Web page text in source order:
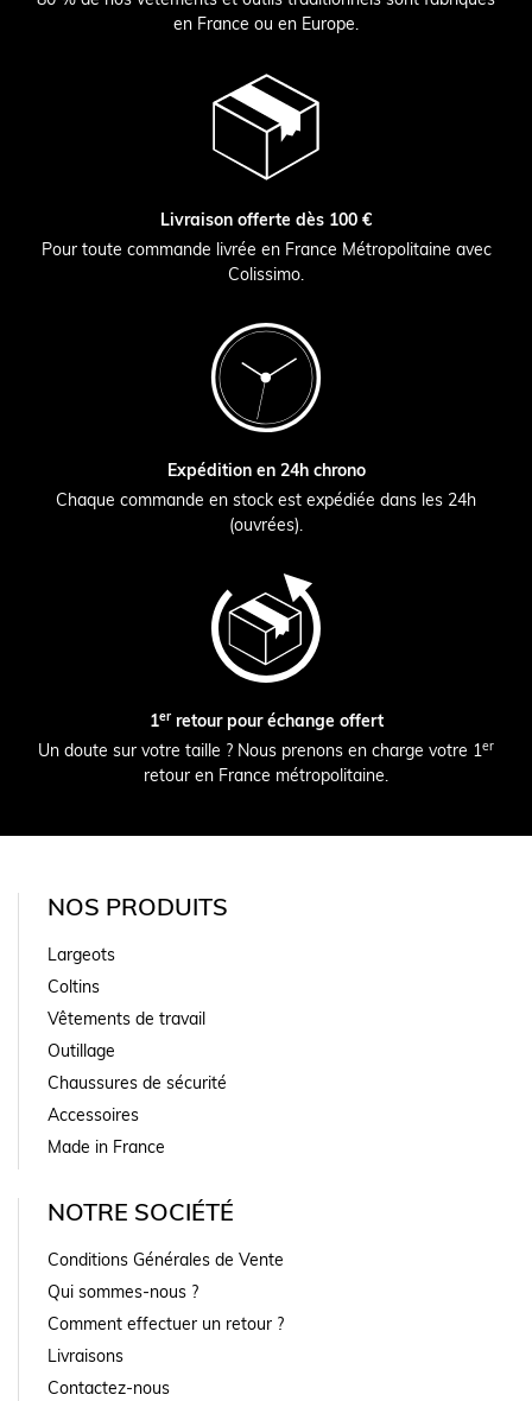
en France ou en Europe.
Livraison offerte dès 100 €
Pour toute commande livrée en France Métropolitaine avec
Colissimo.
Expédition en 24h chrono
Chaque commande en stock est expédiée dans les 24h
(ouvrées).
1erretour pour échange offert
Un doute sur votre taille ? Nous prenons en charge votre 1er
retour en France métropolitaine.
NOS PRODUITS
Largeots
Coltins
Vêtements de travail
Outillage
Chaussures de sécurité
Accessoires
Made in France
NOTRE SOCIÉTÉ
Conditions Générales de Vente
Qui sommes-nous ?
Comment effectuer un retour ?
Livraisons
Contactez-nous